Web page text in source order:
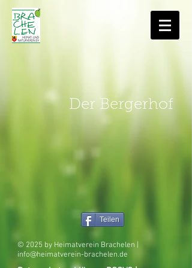
Der Bergerhof
Teilen
© 2025 by Heimatverein Brachelen |
info@heimatverein-brachelen.de